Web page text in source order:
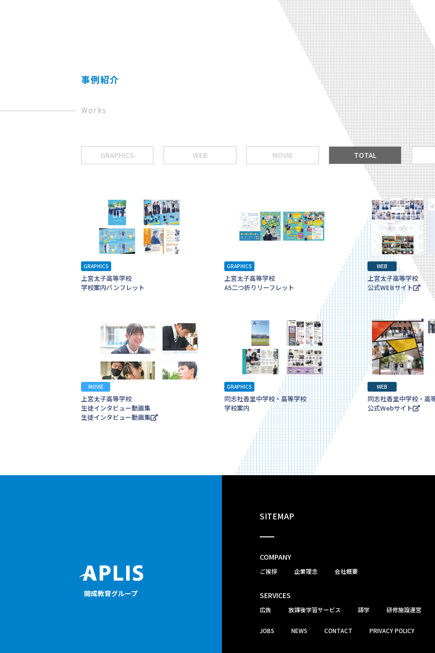
事例紹介
Works
GRAPHICS WEB MOVIE TOTAL
GRAPHICS
上宮太子高等学校
学校案内パンフレット
GRAPHICS
上宮太子高等学校
A5二つ折りリーフレット
WEB
上宮太子高等学校
公式WEBサイト
MOVIE
上宮太子高等学校
生徒インタビュー動画集
生徒インタビュー動画集
GRAPHICS
同志社香里中学校・高等学校
学校案内
WEB
同志社香里中学校・高
公式Webサイト
開成教育グループ
SITEMAP
COMPANY
ご挨拶 企業理念 会社概要
SERVICES
広告 放課後学習サービス 語学 研修施設運営
JOBS NEWS CONTACT PRIVACY POLICY